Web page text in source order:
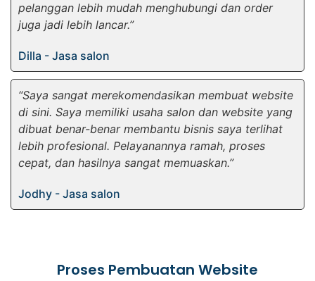
pelanggan lebih mudah menghubungi dan order
juga jadi lebih lancar.”
Dilla - Jasa salon
“Saya sangat merekomendasikan membuat website
di sini. Saya memiliki usaha salon dan website yang
dibuat benar-benar membantu bisnis saya terlihat
lebih profesional. Pelayanannya ramah, proses
cepat, dan hasilnya sangat memuaskan.”
Jodhy - Jasa salon
Proses Pembuatan Website